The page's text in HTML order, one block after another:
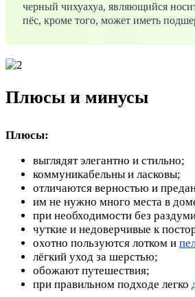
черный чихуахуа, являющийся
пёс, кроме того, может иметь
Плюсы и минусы
Плюсы:
выглядят элегантно и стильно;
коммуникабельны и ласковы;
отличаются верностью и
им не нужно много места в
при необходимости без
чуткие и недоверчивые к
охотно пользуются лотком и
лёгкий уход за шерстью;
обожают путешествия;
при правильном подходе легко